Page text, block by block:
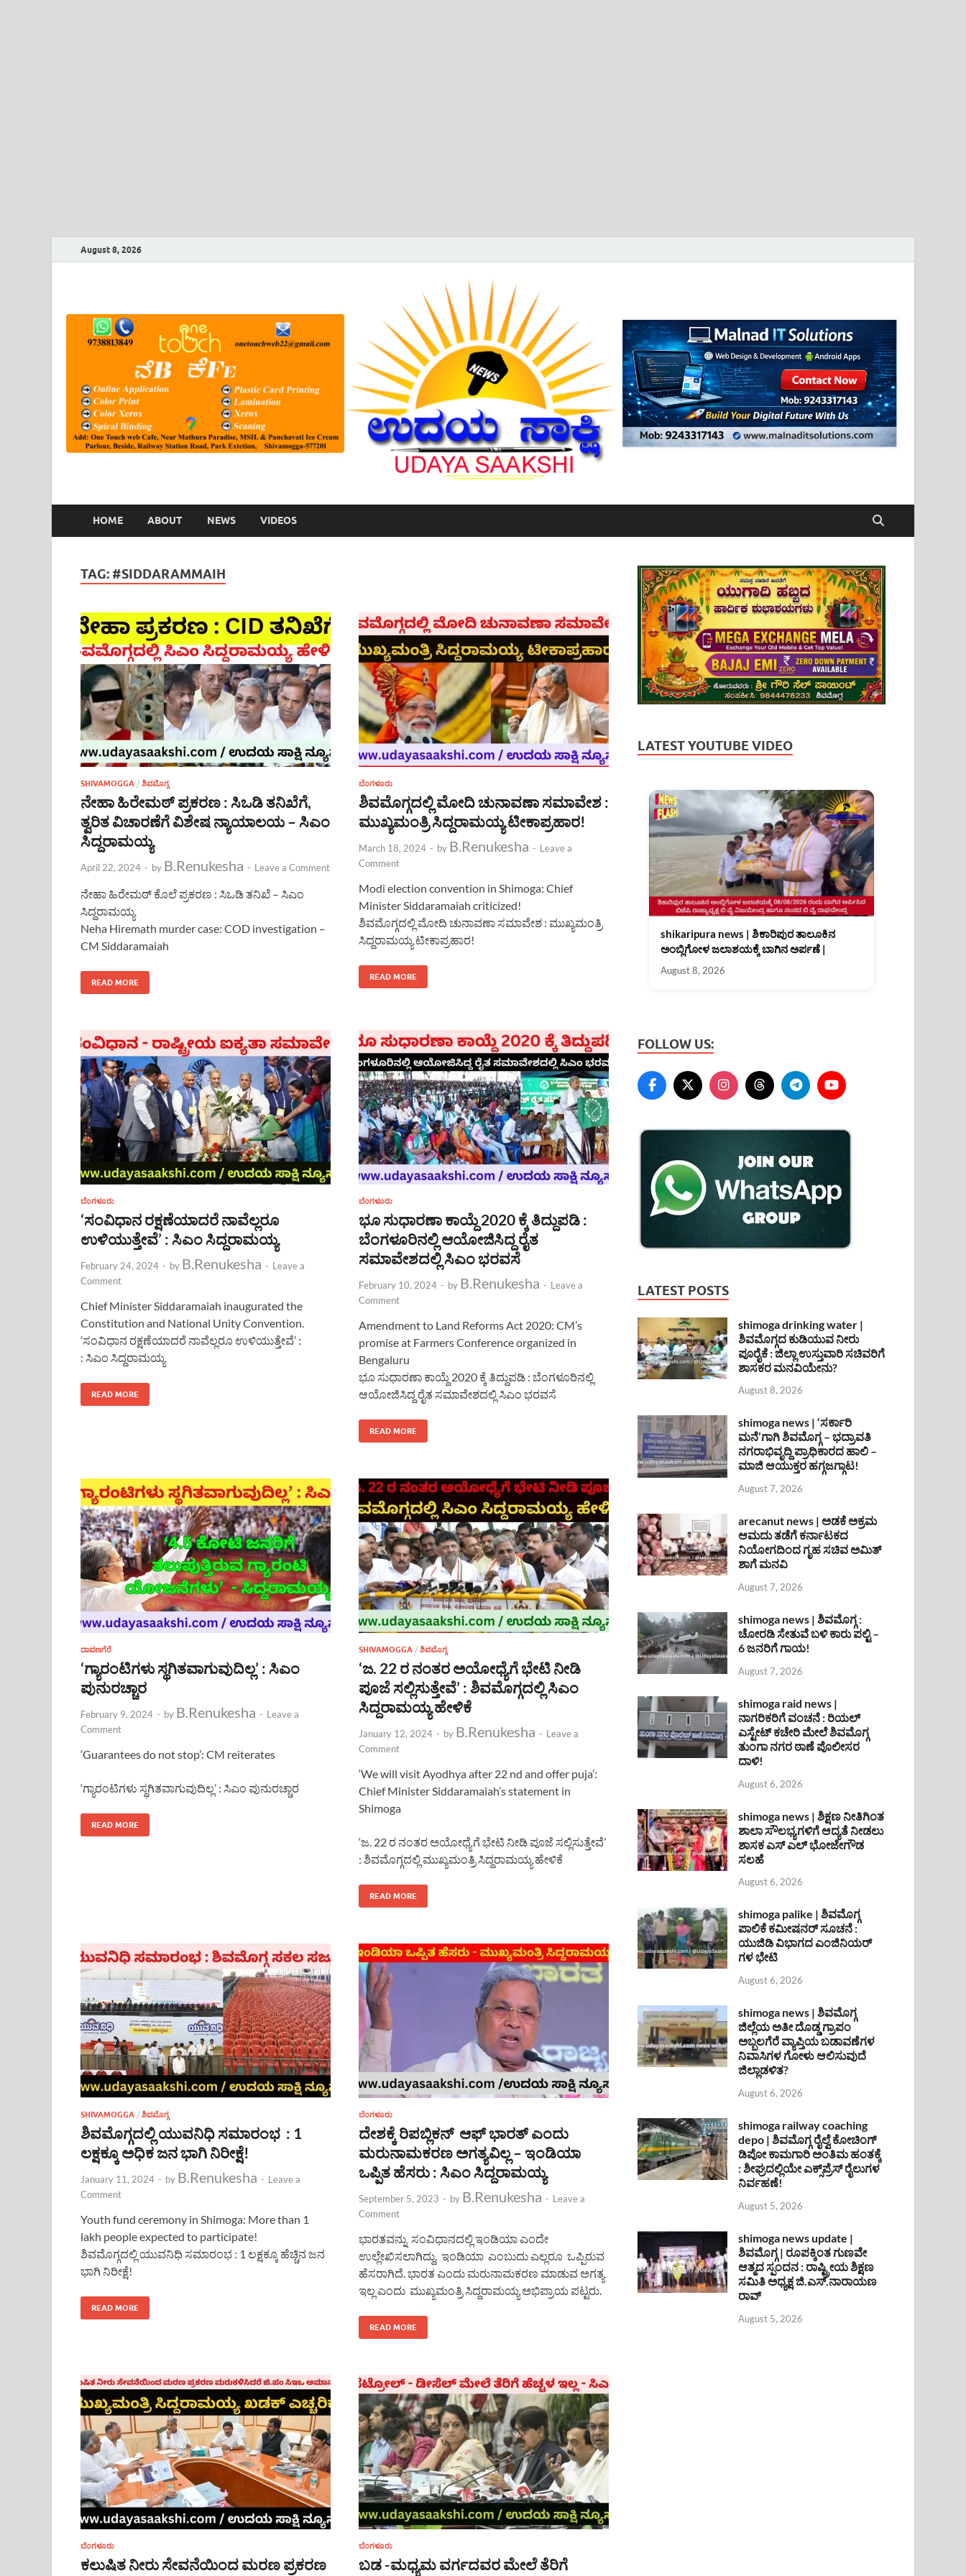
August 8, 2026
HOME ABOUT NEWS VIDEOS
TAG: #SIDDARAMMAIH
SHIVAMOGGA / ಶಿವಮೊಗ್ಗ
ನೇಹಾ ಹಿರೇಮಠ್ ಪ್ರಕರಣ : ಸಿಒಡಿ ತನಿಖೆಗೆ,
ತ್ವರಿತ ವಿಚಾರಣೆಗೆ ವಿಶೇಷ ನ್ಯಾಯಾಲಯ – ಸಿಎಂ
ಸಿದ್ದರಾಮಯ್ಯ
April 22, 2024 - by B.Renukesha - Leave a Comment
ನೇಹಾ ಹಿರೇಮಠ್ ಕೊಲೆ ಪ್ರಕರಣ : ಸಿಒಡಿ ತನಿಖೆ – ಸಿಎಂ
ಸಿದ್ದರಾಮಯ್ಯ
Neha Hiremath murder case: COD investigation –
CM Siddaramaiah
READ MORE
ಬೆಂಗಳೂರು
ಶಿವಮೊಗ್ಗದಲ್ಲಿ ಮೋದಿ ಚುನಾವಣಾ ಸಮಾವೇಶ :
ಮುಖ್ಯಮಂತ್ರಿ ಸಿದ್ದರಾಮಯ್ಯ ಟೀಕಾಪ್ರಹಾರ!
March 18, 2024 - by B.Renukesha - Leave a
Comment
Modi election convention in Shimoga: Chief
Minister Siddaramaiah criticized!
ಶಿವಮೊಗ್ಗದಲ್ಲಿ ಮೋದಿ ಚುನಾವಣಾ ಸಮಾವೇಶ : ಮುಖ್ಯಮಂತ್ರಿ
ಸಿದ್ದರಾಮಯ್ಯ ಟೀಕಾಪ್ರಹಾರ!
READ MORE
ಬೆಂಗಳೂರು
‘ಸಂವಿಧಾನ ರಕ್ಷಣೆಯಾದರೆ ನಾವೆಲ್ಲರೂ
ಉಳಿಯುತ್ತೇವೆ’ : ಸಿಎಂ ಸಿದ್ದರಾಮಯ್ಯ
February 24, 2024 - by B.Renukesha - Leave a
Comment
Chief Minister Siddaramaiah inaugurated the
Constitution and National Unity Convention.
‘ಸಂವಿಧಾನ ರಕ್ಷಣೆಯಾದರೆ ನಾವೆಲ್ಲರೂ ಉಳಿಯುತ್ತೇವೆ’ :
: ಸಿಎಂ ಸಿದ್ದರಾಮಯ್ಯ
READ MORE
ಬೆಂಗಳೂರು
ಭೂ ಸುಧಾರಣಾ ಕಾಯ್ದೆ 2020 ಕ್ಕೆ ತಿದ್ದುಪಡಿ :
ಬೆಂಗಳೂರಿನಲ್ಲಿ ಆಯೋಜಿಸಿದ್ದ ರೈತ
ಸಮಾವೇಶದಲ್ಲಿ ಸಿಎಂ ಭರವಸೆ
February 10, 2024 - by B.Renukesha - Leave a
Comment
Amendment to Land Reforms Act 2020: CM’s
promise at Farmers Conference organized in
Bengaluru
ಭೂ ಸುಧಾರಣಾ ಕಾಯ್ದೆ 2020 ಕ್ಕೆ ತಿದ್ದುಪಡಿ : ಬೆಂಗಳೂರಿನಲ್ಲಿ
ಆಯೋಜಿಸಿದ್ದ ರೈತ ಸಮಾವೇಶದಲ್ಲಿ ಸಿಎಂ ಭರವಸೆ
READ MORE
ದಾವಣಗೆರೆ
‘ಗ್ಯಾರಂಟಿಗಳು ಸ್ಥಗಿತವಾಗುವುದಿಲ್ಲ’ : ಸಿಎಂ
ಪುನುರಚ್ಚಾರ
February 9, 2024 - by B.Renukesha - Leave a
Comment
‘Guarantees do not stop’: CM reiterates
‘ಗ್ಯಾರಂಟಿಗಳು ಸ್ಥಗಿತವಾಗುವುದಿಲ್ಲ’ : ಸಿಎಂ ಪುನುರಚ್ಚಾರ
READ MORE
SHIVAMOGGA / ಶಿವಮೊಗ್ಗ
‘ಜ. 22 ರ ನಂತರ ಅಯೋಧ್ಯೆಗೆ ಭೇಟಿ ನೀಡಿ
ಪೂಜೆ ಸಲ್ಲಿಸುತ್ತೇವೆ’ : ಶಿವಮೊಗ್ಗದಲ್ಲಿ ಸಿಎಂ
ಸಿದ್ದರಾಮಯ್ಯ ಹೇಳಿಕೆ
January 12, 2024 - by B.Renukesha - Leave a
Comment
‘We will visit Ayodhya after 22 nd and offer puja’:
Chief Minister Siddaramaiah’s statement in
Shimoga
‘ಜ. 22 ರ ನಂತರ ಅಯೋಧ್ಯೆಗೆ ಭೇಟಿ ನೀಡಿ ಪೂಜೆ ಸಲ್ಲಿಸುತ್ತೇವೆ’
: ಶಿವಮೊಗ್ಗದಲ್ಲಿ ಮುಖ್ಯಮಂತ್ರಿ ಸಿದ್ದರಾಮಯ್ಯ ಹೇಳಿಕೆ
READ MORE
SHIVAMOGGA / ಶಿವಮೊಗ್ಗ
ಶಿವಮೊಗ್ಗದಲ್ಲಿ ಯುವನಿಧಿ ಸಮಾರಂಭ : 1
ಲಕ್ಷಕ್ಕೂ ಅಧಿಕ ಜನ ಭಾಗಿ ನಿರೀಕ್ಷೆ!
January 11, 2024 - by B.Renukesha - Leave a
Comment
Youth fund ceremony in Shimoga: More than 1
lakh people expected to participate!
ಶಿವಮೊಗ್ಗದಲ್ಲಿ ಯುವನಿಧಿ ಸಮಾರಂಭ : 1 ಲಕ್ಷಕ್ಕೂ ಹೆಚ್ಚಿನ ಜನ
ಭಾಗಿ ನಿರೀಕ್ಷೆ!
READ MORE
ಬೆಂಗಳೂರು
ದೇಶಕ್ಕೆ ರಿಪಬ್ಲಿಕನ್ ಆಫ್ ಭಾರತ್ ಎಂದು
ಮರುನಾಮಕರಣ ಅಗತ್ಯವಿಲ್ಲ – ಇಂಡಿಯಾ
ಒಪ್ಪಿತ ಹೆಸರು : ಸಿಎಂ ಸಿದ್ದರಾಮಯ್ಯ
September 5, 2023 - by B.Renukesha - Leave a
Comment
ಭಾರತವನ್ನು ಸಂವಿಧಾನದಲ್ಲಿ ಇಂಡಿಯಾ ಎಂದೇ
ಉಲ್ಲೇಖಿಸಲಾಗಿದ್ದು, ಇಂಡಿಯಾ ಎಂಬುದು ಎಲ್ಲರೂ ಒಪ್ಪಿರುವ
ಹೆಸರಾಗಿದೆ. ಭಾರತ ಎಂದು ಮರುನಾಮಕರಣ ಮಾಡುವ ಅಗತ್ಯ
ಇಲ್ಲ ಎಂದು ಮುಖ್ಯಮಂತ್ರಿ ಸಿದ್ದರಾಮಯ್ಯ ಅಭಿಪ್ರಾಯ ಪಟ್ಟರು.
READ MORE
ಬೆಂಗಳೂರು
ಕಲುಷಿತ ನೀರು ಸೇವನೆಯಿಂದ ಮರಣ ಪ್ರಕರಣ
ಬೆಂಗಳೂರು
ಬಡ -‌ಮಧ್ಯಮ ವರ್ಗದವರ ಮೇಲೆ ತೆರಿಗೆ
LATEST YOUTUBE VIDEO
shikaripura news | ಶಿಕಾರಿಪುರ ತಾಲೂಕಿನ
ಅಂಬ್ಲಿಗೋಳ ಜಲಾಶಯಕ್ಕೆ ಬಾಗಿನ ಅರ್ಪಣೆ |
August 8, 2026
FOLLOW US:
LATEST POSTS
shimoga drinking water |
ಶಿವಮೊಗ್ಗದ ಕುಡಿಯುವ ನೀರು
ಪೂರೈಕೆ : ಜಿಲ್ಲಾ ಉಸ್ತುವಾರಿ ಸಚಿವರಿಗೆ
ಶಾಸಕರ ಮನವಿಯೇನು?
August 8, 2026
shimoga news | ‘ಸರ್ಕಾರಿ
ಮನೆ’ಗಾಗಿ ಶಿವಮೊಗ್ಗ – ಭದ್ರಾವತಿ
ನಗರಾಭಿವೃದ್ದಿ ಪ್ರಾಧಿಕಾರದ ಹಾಲಿ –
ಮಾಜಿ ಆಯುಕ್ತರ ಹಗ್ಗಜಗ್ಗಾಟ!
August 7, 2026
arecanut news | ಅಡಕೆ ಅಕ್ರಮ
ಆಮದು ತಡೆಗೆ ಕರ್ನಾಟಕದ
ನಿಯೋಗದಿಂದ ಗೃಹ ಸಚಿವ ಅಮಿತ್
ಶಾಗೆ ಮನವಿ
August 7, 2026
shimoga news | ಶಿವಮೊಗ್ಗ :
ಚೋರಡಿ ಸೇತುವೆ ಬಳಿ ಕಾರು ಪಲ್ಟಿ –
6 ಜನರಿಗೆ ಗಾಯ!
August 7, 2026
shimoga raid news |
ನಾಗರಿಕರಿಗೆ ವಂಚನೆ : ರಿಯಲ್
ಎಸ್ಟೇಟ್ ಕಚೇರಿ ಮೇಲೆ ಶಿವಮೊಗ್ಗ
ತುಂಗಾ ನಗರ ಠಾಣೆ ಪೊಲೀಸರ
ದಾಳಿ!
August 6, 2026
shimoga news | ಶಿಕ್ಷಣ ನೀತಿಗಿಂತ
ಶಾಲಾ ಸೌಲಭ್ಯಗಳಿಗೆ ಆದ್ಯತೆ ನೀಡಲು
ಶಾಸಕ ಎಸ್ ಎಲ್ ಭೋಜೇಗೌಡ
ಸಲಹೆ
August 6, 2026
shimoga palike | ಶಿವಮೊಗ್ಗ
ಪಾಲಿಕೆ ಕಮೀಷನರ್ ಸೂಚನೆ :
ಯುಜಿಡಿ ವಿಭಾಗದ ಎಂಜಿನಿಯರ್
ಗಳ ಭೇಟಿ
August 6, 2026
shimoga news | ಶಿವಮೊಗ್ಗ
ಜಿಲ್ಲೆಯ ಅತೀ ದೊಡ್ಡ ಗ್ರಾಪಂ
ಅಬ್ಬಲಗೆರೆ ವ್ಯಾಪ್ತಿಯ ಬಡಾವಣೆಗಳ
ನಿವಾಸಿಗಳ ಗೋಳು ಆಲಿಸುವುದೆ
ಜಿಲ್ಲಾಡಳಿತ?
August 6, 2026
shimoga railway coaching
depo | ಶಿವಮೊಗ್ಗ ರೈಲ್ವೆ ಕೋಚಿಂಗ್
ಡಿಪೋ ಕಾಮಗಾರಿ ಅಂತಿಮ ಹಂತಕ್ಕೆ
: ಶೀಘ್ರದಲ್ಲಿಯೇ ಎಕ್ಸ್‌ಪ್ರೆಸ್ ರೈಲುಗಳ
ನಿರ್ವಹಣೆ!
August 5, 2026
shimoga news update |
ಶಿವಮೊಗ್ಗ | ರೂಪಕ್ಕಿಂತ ಗುಣವೇ
ಆತ್ಮದ ಸ್ಪಂದನ : ರಾಷ್ಟ್ರೀಯ ಶಿಕ್ಷಣ
ಸಮಿತಿ ಅಧ್ಯಕ್ಷ ಜಿ.ಎಸ್.ನಾರಾಯಣ
ರಾವ್
August 5, 2026